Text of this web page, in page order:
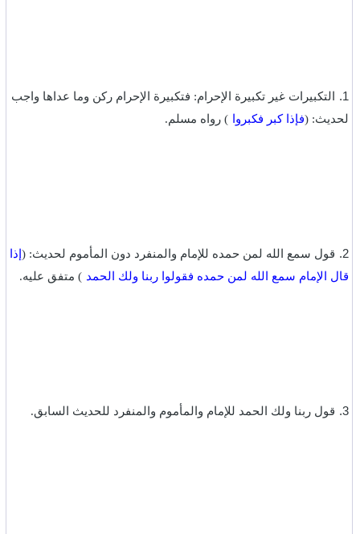
1.
التكبيرات غير تكبيرة الإحرام: فتكبيرة الإحرام ركن وما عداها واجب
لحديث: (فإذا كبر فكبروا ) رواه مسلم.‏
‎‎2. قول سمع الله لمن حمده للإمام والمنفرد دون المأموم لحديث: ( إذا
قال الإمام سمع الله لمن حمده فقولوا ربنا ولك الحمد ) متفق عليه.‏
‎3. قول ربنا ولك الحمد للإمام والمأموم والمنفرد للحديث السابق.‏